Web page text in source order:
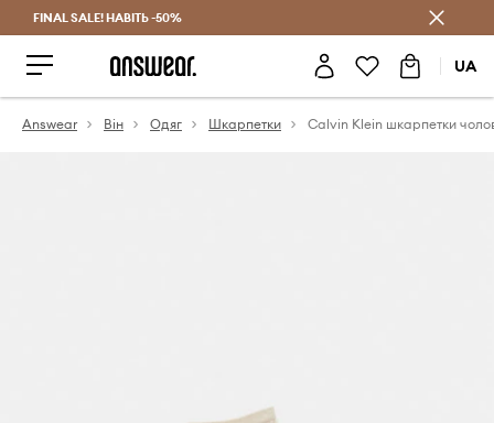
Заощаджуй з Answear Club
FINAL SALE! НАВІТЬ -50%
UA
Answear Він Одяг Шкарпетки